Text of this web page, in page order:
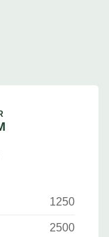
1250
2500